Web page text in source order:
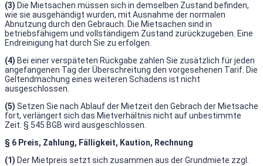
(3) Die Mietsachen müssen sich in demselben Zustand befinden,
wie sie ausgehändigt wurden, mit Ausnahme der normalen
Abnutzung durch den Gebrauch. Die Mietsachen sind in
betriebsfähigem und vollständigem Zustand zurückzugeben. Eine
Endreinigung hat durch Sie zu erfolgen.
(4) Bei einer verspäteten Rückgabe zahlen Sie zusätzlich für jeden
angefangenen Tag der Überschreitung den vorgesehenen Tarif. Die
Geltendmachung eines weiteren Schadens ist nicht
ausgeschlossen.
(5) Setzen Sie nach Ablauf der Mietzeit den Gebrach der Mietsache
fort, verlängert sich das Mietverhältnis nicht auf unbestimmte
Zeit. § 545 BGB wird ausgeschlossen.
§ 6 Preis, Zahlung, Fälligkeit, Kaution, Rechnung
(1) Der Mietpreis setzt sich zusammen aus der Grundmiete zzgl.